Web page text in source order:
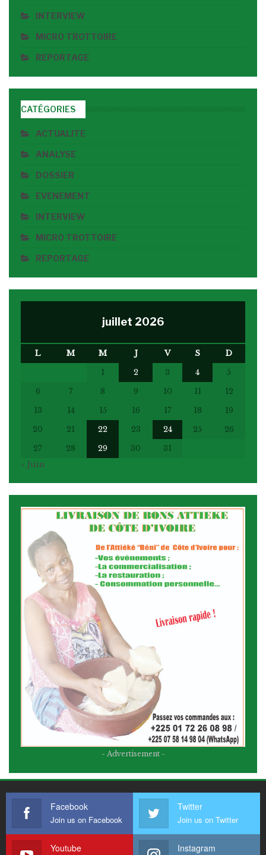
INTERVIEW
MICRO TROTTOIRE
REPORTAGE
CATÉGORIES
ACTUALITE
ANALYSE
DOSSIER
EVENEMENT
INTERVIEW
MICRO TROTTOIRE
REPORTAGE
juillet 2026
L M M J V S
D
1
2 3 4
5
6
7 8 9 10 11
12
13
14 15 16 17 18
19
20
21 22 23 24 25
26
27
28 29 30
31
« Juin
- Advertisement -
Facebook
Join us on Facebook
Twitter
Join us on Twitter
Youtube Instagram